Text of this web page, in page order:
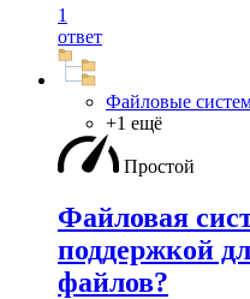
1
ответ
Файловые
+1 ещё
Простой
Файловая
поддержкой
файлов?